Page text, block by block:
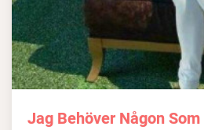
Jag Behöver Någon